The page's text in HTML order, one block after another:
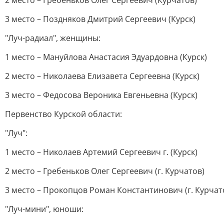
3 место – Поздняков Дмитрий Сергеевич (Курск)
"Луч-радиал", женщины:
1 место – Мануйлова Анастасия Эдуардовна (Курск)
2 место – Николаева Елизавета Сергеевна (Курск)
3 место – Федосова Вероника Евгеньевна (Курск)
Первенство Курской области:
"Луч":
1 место – Николаев Артемий Сергеевич г. (Курск)
2 место – Гребеньков Олег Сергеевич (г. Курчатов)
3 место – Прокопцов Роман Константинович (г.
"Луч-мини", юноши: